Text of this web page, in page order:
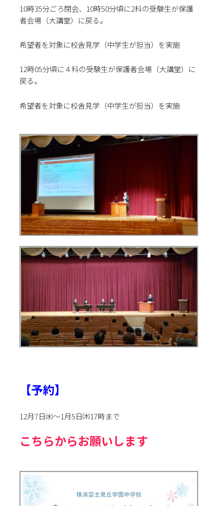
10時35分ごろ閉会、10時50分頃に2科の受験生が保護
者会場（大講堂）に戻る。
希望者を対象に校舎見学（中学生が担当）を実施
12時05分頃に４科の受験生が保護者会場（大講堂）に
戻る。
希望者を対象に校舎見学（中学生が担当）を実施
【予約】
12月7日㈬～1月5日㈭17時まで
こちらからお願いします